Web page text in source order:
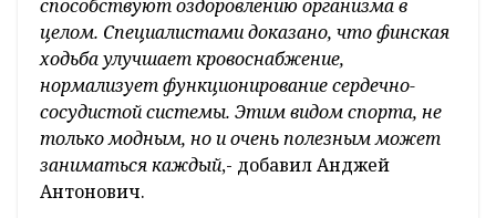
способствуют оздоровлению организма в
целом. Специалистами доказано, что финская
ходьба улучшает кровоснабжение,
нормализует функционирование сердечно-
сосудистой системы. Этим видом спорта, не
только модным, но и очень полезным может
заниматься каждый,- добавил Анджей
Антонович.